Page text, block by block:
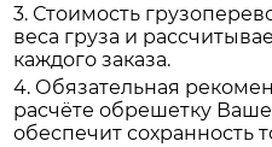
3. Стоимость
веса груза и
каждого заказа.
4. Обязательная
расчёте обрешетку
обеспечит сохранность